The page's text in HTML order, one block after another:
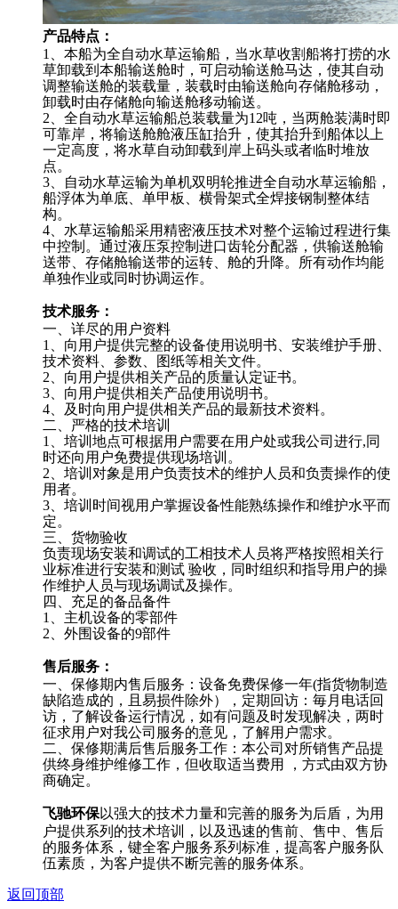
产品特点：
1、本船为全自动水草运输船，当水草收割船将打捞的水
草卸载到本船输送舱时，可启动输送舱马达，使其自动
调整输送舱的装载量，装载时由输送舱向存储舱移动，
卸载时由存储舱向输送舱移动输送。
2、全自动水草运输船总装载量为12吨，当两舱装满时即
可靠岸，将输送舱舱液压缸抬升，使其抬升到船体以上
一定高度，将水草自动卸载到岸上码头或者临时堆放
点。
3、自动水草运输为单机双明轮推进全自动水草运输船，
船浮体为单底、单甲板、横骨架式全焊接钢制整体结
构。
4、水草运输船采用精密液压技术对整个运输过程进行集
中控制。通过液压泵控制进口齿轮分配器，供输送舱输
送带、存储舱输送带的运转、舱的升降。所有动作均能
单独作业或同时协调运作。
技术服务：
一、详尽的用户资料
1、向用户提供完整的设备使用说明书、安装维护手册、
技术资料、参数、图纸等相关文件。
2、向用户提供相关产品的质量认定证书。
3、向用户提供相关产品使用说明书。
4、及时向用户提供相关产品的最新技术资料。
二、严格的技术培训
1、培训地点可根据用户需要在用户处或我公司进行,同
时还向用户免费提供现场培训。
2、培训对象是用户负责技术的维护人员和负责操作的使
用者。
3、培训时间视用户掌握设备性能熟练操作和维护水平而
定。
三、货物验收
负责现场安装和调试的工相技术人员将严格按照相关行
业标准进行安装和测试 验收，同时组织和指导用户的操
作维护人员与现场调试及操作。
四、充足的备品备件
1、主机设备的零部件
2、外围设备的9部件
售后服务：
一、保修期内售后服务：设备免费保修一年(指货物制造
缺陷造成的，且易损件除外），定期回访：毎月电话回
访，了解设备运行情况，如有问题及时发现解决，两时
征求用户对我公司服务的意见，了解用户需求。
二、保修期满后售后服务工作：本公司对所销售产品提
供终身维护维修工作，但收取适当费用 ，方式由双方协
商确定。
飞驰环保以强大的技术力量和完善的服务为后盾，为用
户提供系列的技术培训，以及迅速的售前、售中、售后
的服务体系，键全客户服务系列标准，提高客户服务队
伍素质，为客户提供不断完善的服务体系。
返回顶部